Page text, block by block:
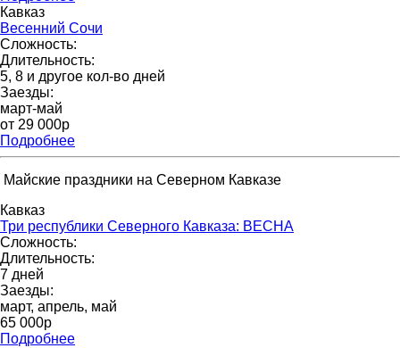
Кавказ
Весенний Сочи
Сложность:
Длительность:
5, 8 и другое кол-во дней
Заезды:
март-май
от 29 000p
Подробнее
Майские праздники на Северном Кавказе
Кавказ
Три республики Северного Кавказа: ВЕСНА
Сложность:
Длительность:
7 дней
Заезды:
март, апрель, май
65 000p
Подробнее